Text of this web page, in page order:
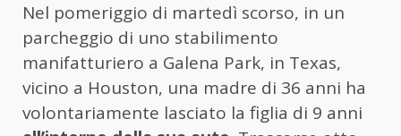
Nel pomeriggio di martedì scorso, in un
parcheggio di uno stabilimento
manifatturiero a Galena Park, in Texas,
vicino a Houston, una madre di 36 anni ha
volontariamente lasciato la figlia di 9 anni